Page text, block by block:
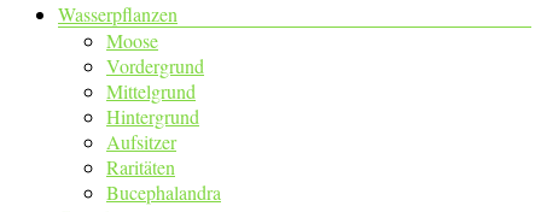
Wasserpflanzen
Moose
Vordergrund
Mittelgrund
Hintergrund
Aufsitzer
Raritäten
Bucephalandra